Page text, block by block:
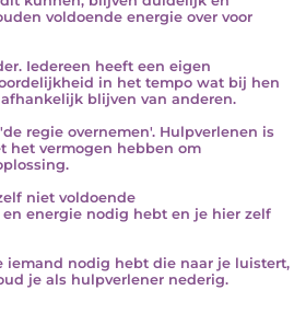
voldoende energie over voor
Iedereen heeft een eigen
in het tempo wat bij hen
blijven van anderen.
regie overnemen'. Hulpverlenen is
het vermogen hebben om
niet voldoende
energie nodig hebt en je hier zelf
iemand nodig hebt die naar je luistert,
je als hulpverlener nederig.